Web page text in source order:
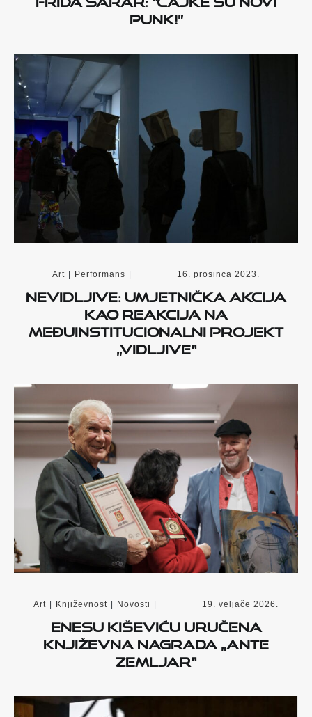
punk!”
Art | Performans | 16. prosinca 2023.
Nevidljive: umjetnička akcija
kao reakcija na
međuinstitucionalni projekt
„Vidljive“
Art | Književnost | Novosti | 19. veljače 2026.
Enesu Kiševiću uručena
književna nagrada „Ante
Zemljar“